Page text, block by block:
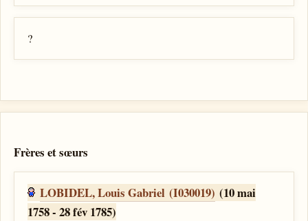
?
Frères et sœurs
LOBIDEL, Louis Gabriel (I030019) (10 mai
1758 - 28 fév 1785)